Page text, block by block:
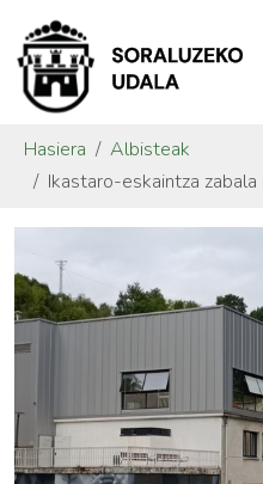
Hasiera
Albisteak
Ikastaro-eskaintza